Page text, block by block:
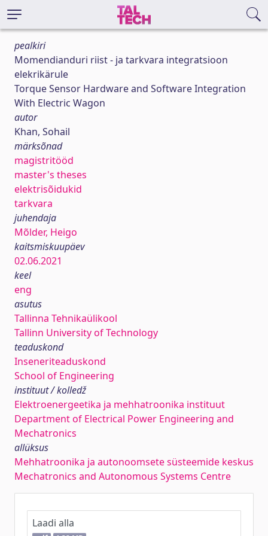
pealkiri
Momendianduri riist - ja tarkvara integratsioon
elekrikärule
Torque Sensor Hardware and Software Integration
With Electric Wagon
autor
Khan, Sohail
märksõnad
magistritööd
master's theses
elektrisõidukid
tarkvara
juhendaja
Mõlder, Heigo
kaitsmiskuupäev
02.06.2021
keel
eng
asutus
Tallinna Tehnikaülikool
Tallinn University of Technology
teaduskond
Inseneriteaduskond
School of Engineering
instituut / kolledž
Elektroenergeetika ja mehhatroonika instituut
Department of Electrical Power Engineering and
Mechatronics
allüksus
Mehhatroonika ja autonoomsete süsteemide keskus
Mechatronics and Autonomous Systems Centre
Laadi alla